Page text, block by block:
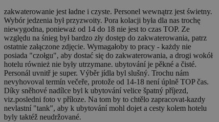
zakwaterowanie jest ładne i czyste. Personel wewnątrz jest świetny.
Wybór jedzenia był przyzwoity. Pora kolacji była dla nas trochę
niewygodna, ponieważ od 14 do 18 nie jest to czas TOP. Ze
względu na śnieg był bardzo zły dostęp do zakwaterowania, patrz
ostatnie załączone zdjęcie. Wymagałoby to pracy - każdy nie
posiada "czołgu", aby dostać się do zakwaterowania, a drogi wokół
hotelu również nie były utrzymane. ubytování je pěkné a čisté.
Personál uvnitř je super. Výběr jídla byl slušný. Trochu nám
nevyhovoval termín večeře, protože od 14-18 není úplně TOP čas.
Díky sněhové nadílce byl k ubytování velice špatný příjezd,
viz.posledni foto v příloze. Na tom by to chtělo zapracovat-kazdy
nevlastní "tank", aby k ubytování mohl dojet a cesty kolem hotelu
byly taktéž neudržované.